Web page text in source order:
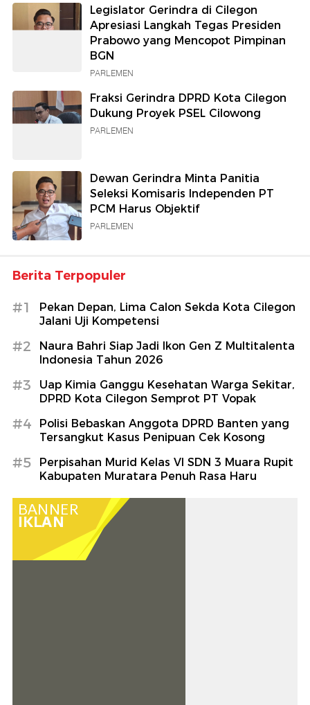
Legislator Gerindra di Cilegon
Apresiasi Langkah Tegas Presiden
Prabowo yang Mencopot Pimpinan
BGN
PARLEMEN
Fraksi Gerindra DPRD Kota Cilegon
Dukung Proyek PSEL Cilowong
PARLEMEN
Dewan Gerindra Minta Panitia
Seleksi Komisaris Independen PT
PCM Harus Objektif
PARLEMEN
Berita Terpopuler
#1
Pekan Depan, Lima Calon Sekda Kota Cilegon
Jalani Uji Kompetensi
#2
Naura Bahri Siap Jadi Ikon Gen Z Multitalenta
Indonesia Tahun 2026
#3
Uap Kimia Ganggu Kesehatan Warga Sekitar,
DPRD Kota Cilegon Semprot PT Vopak
#4
Polisi Bebaskan Anggota DPRD Banten yang
Tersangkut Kasus Penipuan Cek Kosong
#5
Perpisahan Murid Kelas VI SDN 3 Muara Rupit
Kabupaten Muratara Penuh Rasa Haru